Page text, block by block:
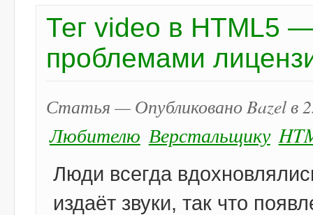
Тег video в HTML5
проблемами
Статья — Опубликовано Bazel в
Любителю Верстальщику
Люди всегда
издаёт звуки, так что